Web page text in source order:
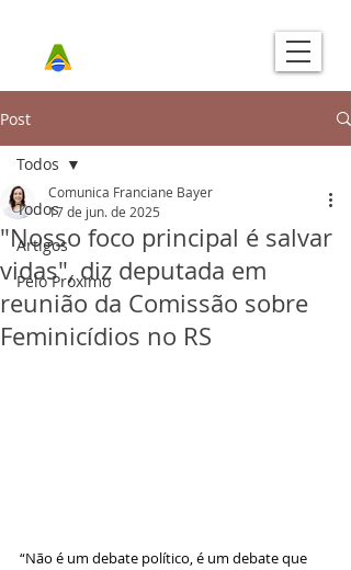
Post
Todos
Artigos
Pelo Próximo
Todos
"Nosso foco principal é salvar
vidas", diz deputada em
reunião da Comissão sobre
Feminicídios no RS
Comunica Franciane Bayer
17 de jun. de 2025
“Não é um debate político, é um debate que